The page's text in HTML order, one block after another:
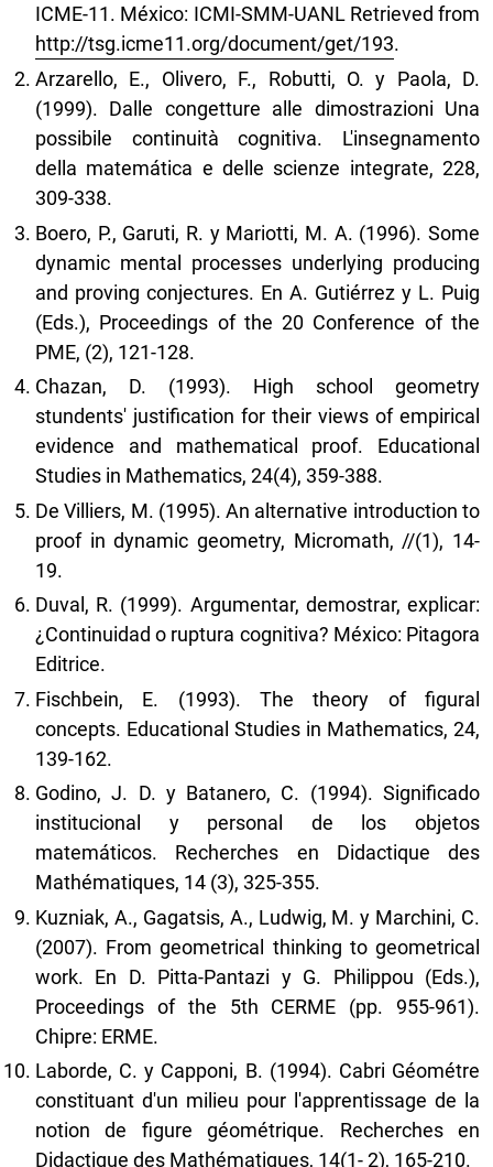
ICME-11. México: ICMI-SMM-UANL Retrieved from
http://tsg.icme11.org/document/get/193.
Arzarello, E., Olivero, F., Robutti, O. y Paola, D.
(1999). Dalle congetture alle dimostrazioni Una
possibile continuità cognitiva. L'insegnamento
della matemática e delle scienze integrate, 228,
309-338.
Boero, P., Garuti, R. y Mariotti, M. A. (1996). Some
dynamic mental processes underlying producing
and proving conjectures. En A. Gutiérrez y L. Puig
(Eds.), Proceedings of the 20 Conference of the
PME, (2), 121-128.
Chazan, D. (1993). High school geometry
stundents' justification for their views of empirical
evidence and mathematical proof. Educational
Studies in Mathematics, 24(4), 359-388.
De Villiers, M. (1995). An alternative introduction to
proof in dynamic geometry, Micromath, //(1), 14-
19.
Duval, R. (1999). Argumentar, demostrar, explicar:
¿Continuidad o ruptura cognitiva? México: Pitagora
Editrice.
Fischbein, E. (1993). The theory of figural
concepts. Educational Studies in Mathematics, 24,
139-162.
Godino, J. D. y Batanero, C. (1994). Significado
institucional y personal de los objetos
matemáticos. Recherches en Didactique des
Mathématiques, 14 (3), 325-355.
Kuzniak, A., Gagatsis, A., Ludwig, M. y Marchini, C.
(2007). From geometrical thinking to geometrical
work. En D. Pitta-Pantazi y G. Philippou (Eds.),
Proceedings of the 5th CERME (pp. 955-961).
Chipre: ERME.
Laborde, C. y Capponi, B. (1994). Cabri Géométre
constituant d'un milieu pour l'apprentissage de la
notion de figure géométrique. Recherches en
Didactique des Mathématiques, 14(1- 2), 165-210.